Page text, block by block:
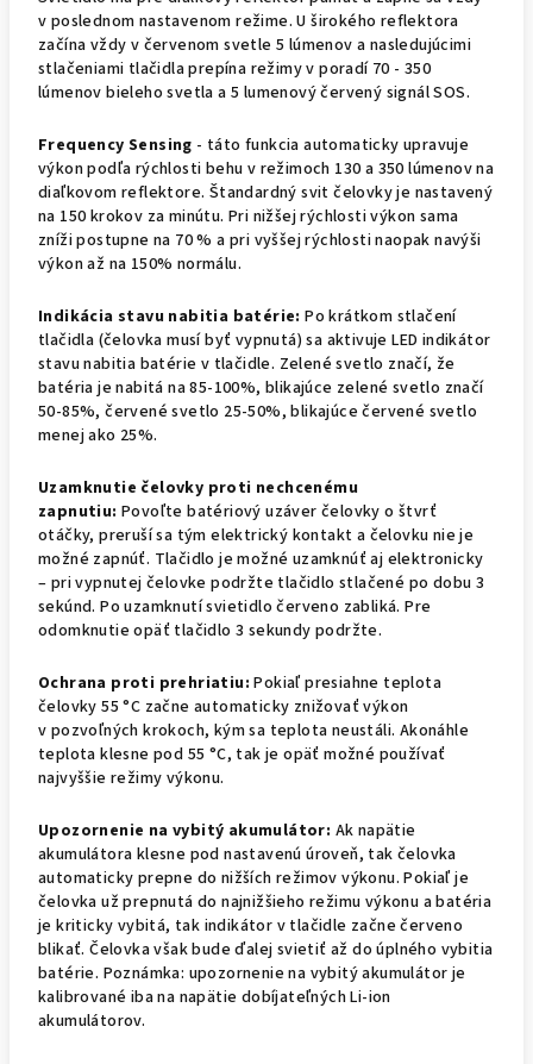
v poslednom nastavenom režime. U širokého reflektora
začína vždy v červenom svetle 5 lúmenov a nasledujúcimi
stlačeniami tlačidla prepína režimy v poradí 70 - 350
lúmenov bieleho svetla a 5 lumenový červený signál SOS.
Frequency Sensing - táto funkcia automaticky upravuje
výkon podľa rýchlosti behu v režimoch 130 a 350 lúmenov na
diaľkovom reflektore. Štandardný svit čelovky je nastavený
na 150 krokov za minútu. Pri nižšej rýchlosti výkon sama
zníži postupne na 70 % a pri vyššej rýchlosti naopak navýši
výkon až na 150% normálu.
Indikácia stavu nabitia batérie: Po krátkom stlačení
tlačidla (čelovka musí byť vypnutá) sa aktivuje LED indikátor
stavu nabitia batérie v tlačidle. Zelené svetlo značí, že
batéria je nabitá na 85-100%, blikajúce zelené svetlo značí
50-85%, červené svetlo 25-50%, blikajúce červené svetlo
menej ako 25%.
Uzamknutie čelovky proti nechcenému
zapnutiu: Povoľte batériový uzáver čelovky o štvrť
otáčky, preruší sa tým elektrický kontakt a čelovku nie je
možné zapnúť. Tlačidlo je možné uzamknúť aj elektronicky
– pri vypnutej čelovke podržte tlačidlo stlačené po dobu 3
sekúnd. Po uzamknutí svietidlo červeno zabliká. Pre
odomknutie opäť tlačidlo 3 sekundy podržte.
Ochrana proti prehriatiu: Pokiaľ presiahne teplota
čelovky 55 °C začne automaticky znižovať výkon
v pozvoľných krokoch, kým sa teplota neustáli. Akonáhle
teplota klesne pod 55 °C, tak je opäť možné používať
najvyššie režimy výkonu.
Upozornenie na vybitý akumulátor: Ak napätie
akumulátora klesne pod nastavenú úroveň, tak čelovka
automaticky prepne do nižších režimov výkonu. Pokiaľ je
čelovka už prepnutá do najnižšieho režimu výkonu a batéria
je kriticky vybitá, tak indikátor v tlačidle začne červeno
blikať. Čelovka však bude ďalej svietiť až do úplného vybitia
batérie. Poznámka: upozornenie na vybitý akumulátor je
kalibrované iba na napätie dobíjateľných Li-ion
akumulátorov.